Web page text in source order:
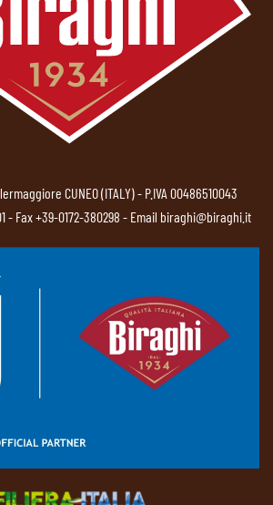
CUNEO (ITALY) - P.IVA 00486510043
- Fax +39-0172-380298 - Email biraghi@biraghi.it